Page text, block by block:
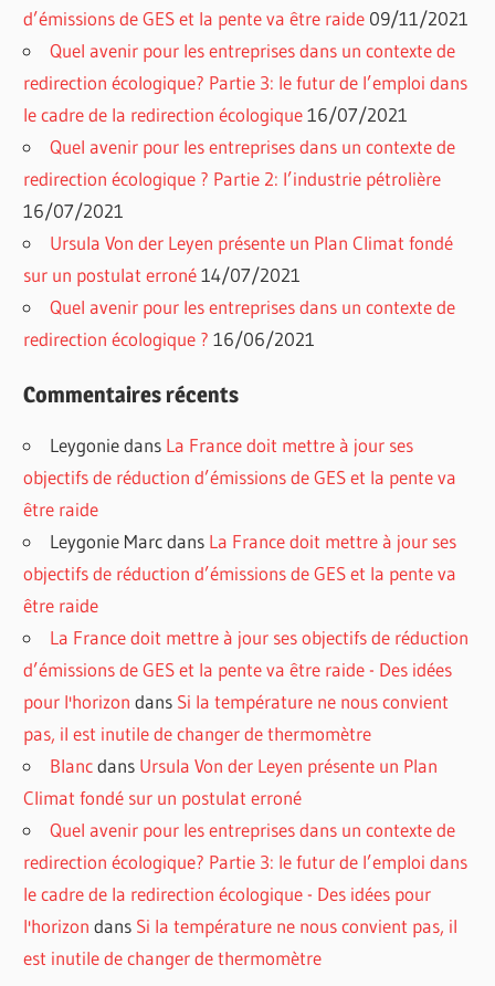
d’émissions de GES et la pente va être raide 09/11/2021
Quel avenir pour les entreprises dans un contexte de
redirection écologique? Partie 3: le futur de l’emploi dans
le cadre de la redirection écologique 16/07/2021
Quel avenir pour les entreprises dans un contexte de
redirection écologique ? Partie 2: l’industrie pétrolière
16/07/2021
Ursula Von der Leyen présente un Plan Climat fondé
sur un postulat erroné 14/07/2021
Quel avenir pour les entreprises dans un contexte de
redirection écologique ? 16/06/2021
Commentaires récents
Leygoniedans La France doit mettre à jour ses
objectifs de réduction d’émissions de GES et la pente va
être raide
Leygonie Marcdans La France doit mettre à jour ses
objectifs de réduction d’émissions de GES et la pente va
être raide
La France doit mettre à jour ses objectifs de réduction
d’émissions de GES et la pente va être raide - Des idées
pour l'horizon dans Si la température ne nous convient
pas, il est inutile de changer de thermomètre
Blancdans Ursula Von der Leyen présente un Plan
Climat fondé sur un postulat erroné
Quel avenir pour les entreprises dans un contexte de
redirection écologique? Partie 3: le futur de l’emploi dans
le cadre de la redirection écologique - Des idées pour
l'horizon dans Si la température ne nous convient pas, il
est inutile de changer de thermomètre